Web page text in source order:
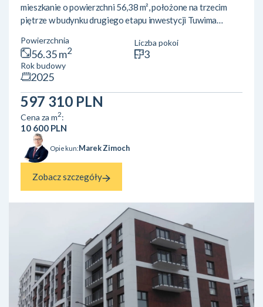
mieszkanie o powierzchni 56,38 m², położone na trzecim
piętrze w budynku drugiego etapu inwestycji Tuwima
posiada balkon o powierzchni 3,55 m², który stanowi idealne
miejsce do relaksu. Cena wynosi 603 266 zł (10 700 zł/m²).
Najważniejsze cechy mieszkania:– Funkcjonalny układ
pomieszczeń: przestronny salon z aneksem kuchennym o
powierzchni 20,18 m² oraz dwa niezależne pokoje (12,31 m²
i...
Powierzchnia
56.35 m2
Liczba pokoi
3
Rok budowy
2025
597 310 PLN
Cena za m2:
10 600 PLN
Opiekun:Marek Zimoch
Zobacz szczegóły